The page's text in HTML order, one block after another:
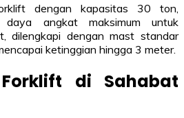
dengan kapasitas 30 ton,
daya angkat maksimum untuk
dilengkapi dengan mast standar
ketinggian hingga 3 meter.
di Sahabat